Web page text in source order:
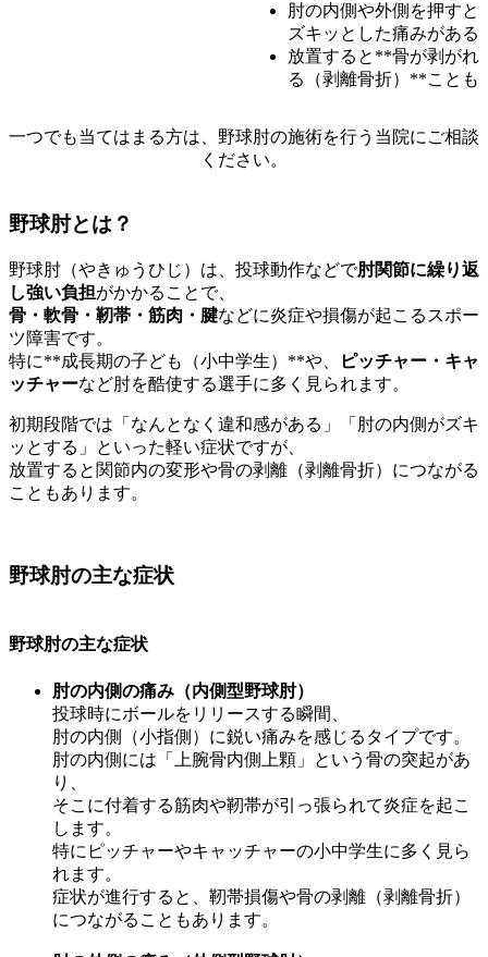
肘の内側や外側を押すと
ズキッとした痛みがある
放置すると**骨が剥がれ
る（剥離骨折）**ことも
一つでも当てはまる方は、野球肘の施術を行う当院にご相談
ください。
野球肘とは？
野球肘（やきゅうひじ）は、投球動作などで肘関節に繰り返
し強い負担がかかることで、
骨・軟骨・靭帯・筋肉・腱などに炎症や損傷が起こるスポー
ツ障害です。
特に**成長期の子ども（小中学生）**や、
ピッチャー・キャ
ッチャーなど肘を酷使する選手に多く見られます。
初期段階では「なんとなく違和感がある」「肘の内側がズキ
ッとする」といった軽い症状ですが、
放置すると関節内の変形や骨の剥離（剥離骨折）につながる
こともあります。
野球肘の主な症状
野球肘の主な症状
肘の内側の痛み（内側型野球肘）
投球時にボールをリリースする瞬間、
肘の内側（小指側）に鋭い痛みを感じるタイプです。
肘の内側には「上腕骨内側上顆」という骨の突起があ
り、
そこに付着する筋肉や靭帯が引っ張られて炎症を起こ
します。
特にピッチャーやキャッチャーの小中学生に多く見ら
れます。
症状が進行すると、靭帯損傷や骨の剥離（剥離骨折）
につながることもあります。